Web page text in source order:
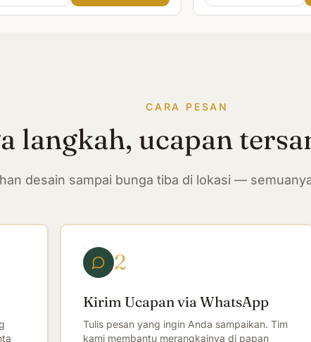
CARA PESAN
langkah, ucapan
desain sampai bunga tiba di lokasi —
2
Kirim Ucapan via WhatsApp
Tulis pesan yang ingin Anda sampaikan. Tim
kami membantu merangkainya di papan